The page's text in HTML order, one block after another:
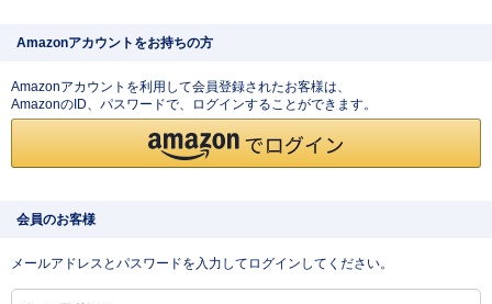
Amazonアカウントをお持ちの方
Amazonアカウントを利用して会員登録されたお客様は、
AmazonのID、パスワードで、ログインすることができます。
会員のお客様
メールアドレスとパスワードを入力してログインしてください。